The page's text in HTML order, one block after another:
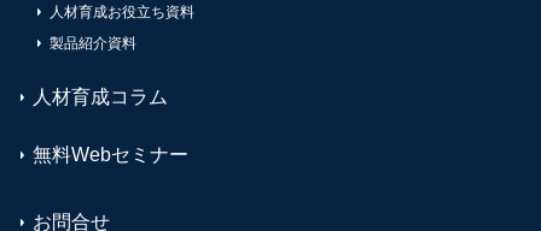
人材育成お役立ち資料
製品紹介資料
人材育成コラム
無料Webセミナー
お問合せ